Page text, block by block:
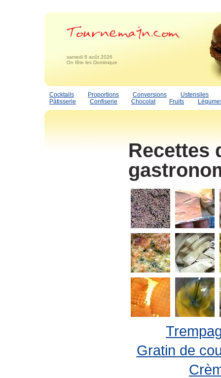
samedi 8 août 2026
On fête les Dominique
Cocktails Proportions Conversions
Ustensiles
Pâtisserie
Confiserie Chocolat Fruits
Recettes
Gratin de